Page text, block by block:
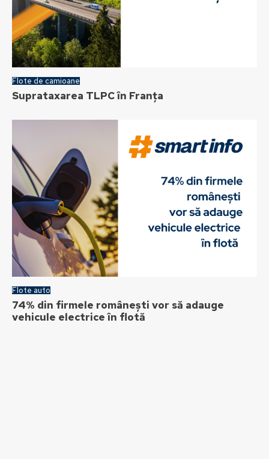
Flote de camioane
Suprataxarea TLPC în Franța
Flote auto
74% din firmele românești vor să adauge
vehicule electrice în flotă